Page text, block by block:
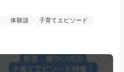
体験談
子育てエピソード